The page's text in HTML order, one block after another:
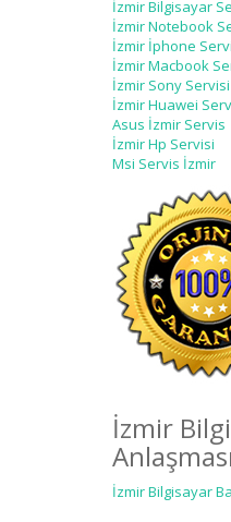
İzmir Bilgisayar
İzmir Notebook
İzmir İphone
İzmir Macbook
İzmir Sony Servisi
İzmir Huawei
Asus İzmir Servis
İzmir Hp Servisi
Msi Servis İzmir
İzmir
Anlaşması
İzmir Bilgisayar